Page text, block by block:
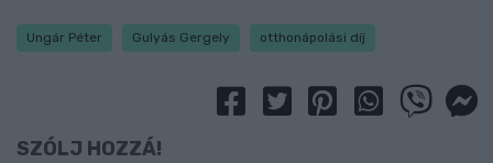
Ungár Péter Gulyás Gergely otthonápolási díj
SZÓLJ HOZZÁ!